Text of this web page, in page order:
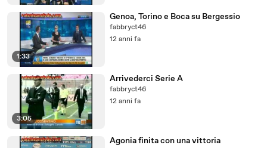
1:33
Genoa, Torino e Boca su Bergessio
fabbryct46
12 anni fa
3:05
Arrivederci Serie A
fabbryct46
12 anni fa
Agonia finita con una vittoria